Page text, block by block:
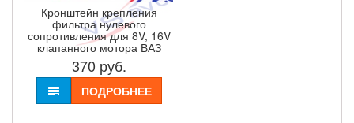
Кронштейн крепления
фильтра нулевого
сопротивления для 8V, 16V
клапанного мотора ВАЗ
370 руб.
ПОДРОБНЕЕ